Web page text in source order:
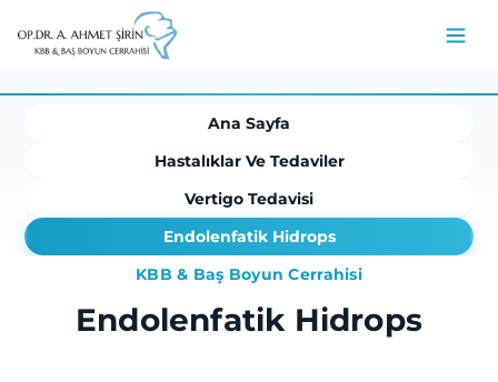
KBB & Baş Boyun Cerrahisi
Endolenfatik Hidrops
Ana Sayfa
Hastalıklar Ve Tedaviler
Vertigo Tedavisi
Endolenfatik Hidrops